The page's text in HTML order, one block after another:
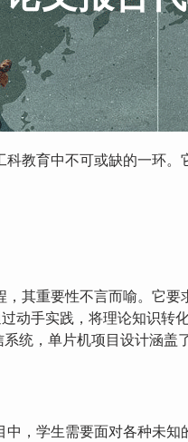
教育中不可或缺的一环。
其重要性不言而喻。它要
动手实践，将理论知识转
统，单片机项目设计涵盖
，学生需要面对各种未知